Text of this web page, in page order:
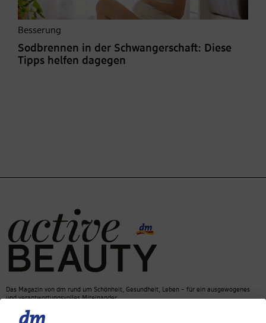
Besserung
Sodbrennen in der Schwangerschaft: Diese
Tipps helfen dagegen
Das Magazin von dm rund um Schönheit, Gesundheit, Leben – für ein ausgewogenes
und verantwortungsvolles Miteinander.